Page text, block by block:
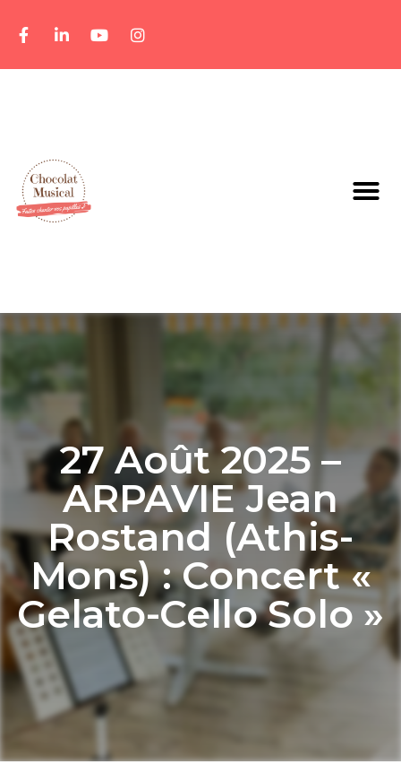
27 Août 2025 –
ARPAVIE Jean
Rostand (Athis-
Mons) : Concert «
Gelato-Cello Solo »